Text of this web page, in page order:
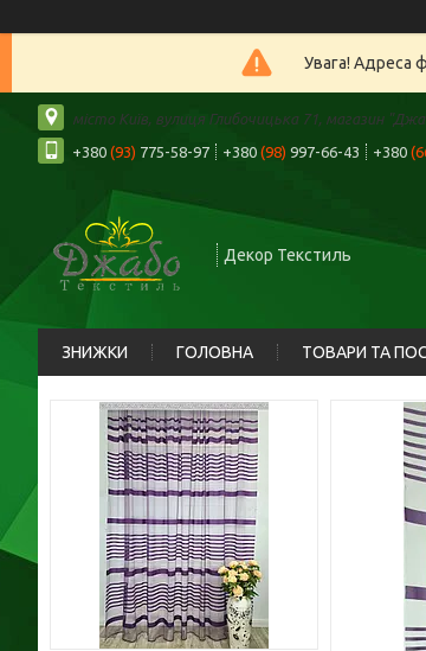
Увага! Адреса
місто Київ, вулиця Глибочицька 71, магазин
+380 (93) 775-58-97 +380 (98) 997-66-43 +380
Декор Текстиль
ЗНИЖКИ ГОЛОВНА ТОВАРИ ТА